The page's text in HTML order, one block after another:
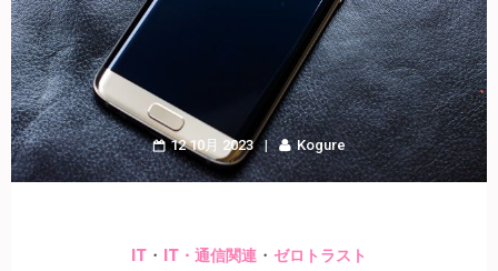
12 10月 2023 Kogure
IT ・ IT・通信関連 ・ ゼロトラスト